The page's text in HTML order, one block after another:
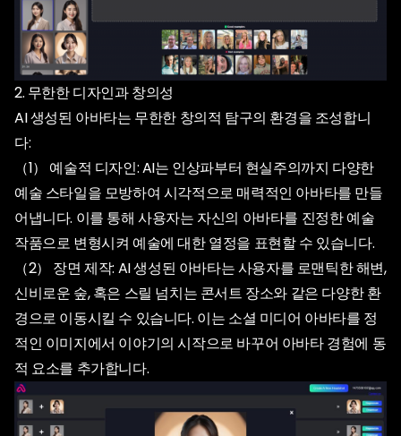
2. 무한한 디자인과 창의성
AI 생성된 아바타는 무한한 창의적 탐구의 환경을 조성합니
다:
（1） 예술적 디자인: AI는 인상파부터 현실주의까지 다양한
예술 스타일을 모방하여 시각적으로 매력적인 아바타를 만들
어냅니다. 이를 통해 사용자는 자신의 아바타를 진정한 예술
작품으로 변형시켜 예술에 대한 열정을 표현할 수 있습니다.
（2） 장면 제작: AI 생성된 아바타는 사용자를 로맨틱한 해변,
신비로운 숲, 혹은 스릴 넘치는 콘서트 장소와 같은 다양한 환
경으로 이동시킬 수 있습니다. 이는 소셜 미디어 아바타를 정
적인 이미지에서 이야기의 시작으로 바꾸어 아바타 경험에 동